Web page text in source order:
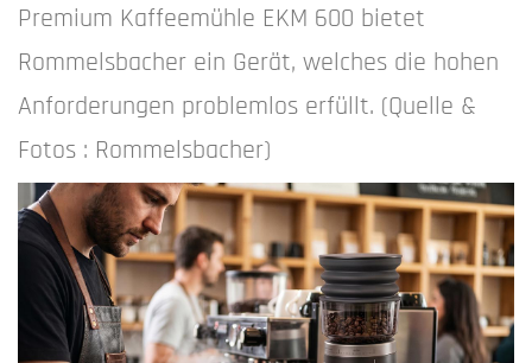
Premium Kaffeemühle EKM 600 bietet
Rommelsbacher ein Gerät, welches die hohen
Anforderungen problemlos erfüllt. (Quelle &
Fotos : Rommelsbacher)